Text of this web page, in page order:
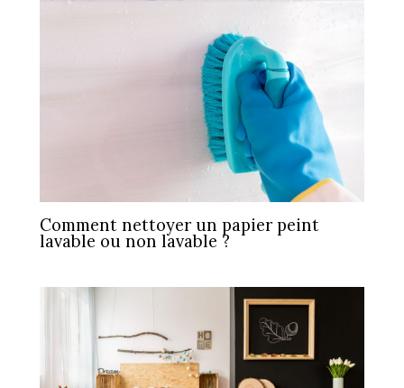
Comment nettoyer un papier peint
lavable ou non lavable ?